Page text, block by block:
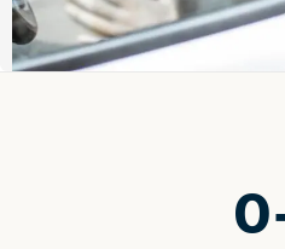
0